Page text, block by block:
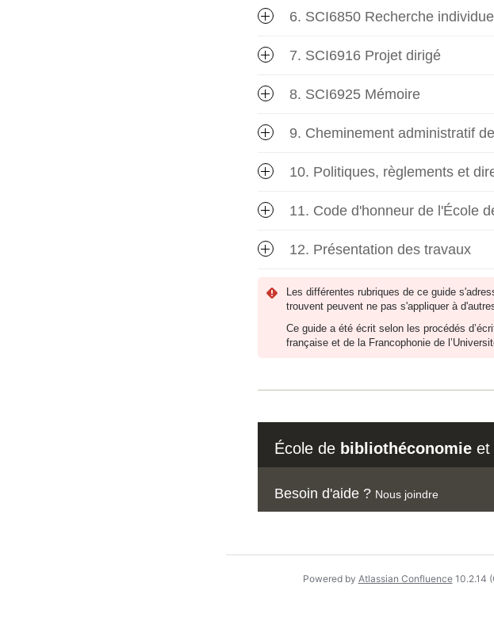
6. SCI6850 Recherche
7. SCI6916 Projet dirigé
8. SCI6925 Mémoire
9. Cheminement administratif
10. Politiques, règlements et
11. Code d'honneur de l'École
12. Présentation des travaux
Les différentes rubriques de ce guide
trouvent peuvent ne pas s'appliquer à
Ce guide a été écrit selon les procédés
française et de la Francophonie de
École de bibliothéconomie et
Besoin d'aide ? Nous joindre
Powered by Atlassian Confluence 10.2.14